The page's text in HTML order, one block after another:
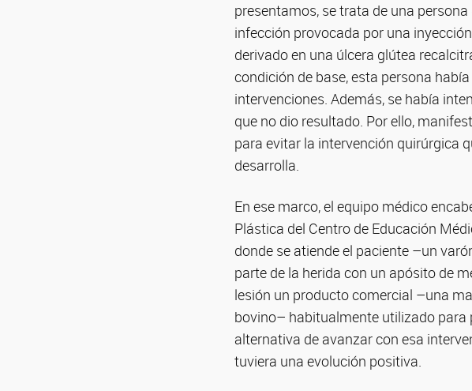
presentamos, se trata de una
infección provocada por una
derivado en una úlcera glútea
condición de base, esta persona
intervenciones. Además, se había
que no dio resultado. Por ello,
para evitar la intervención quirúrgica
desarrolla.
En ese marco, el equipo médico
Plástica del Centro de Educación
donde se atiende el paciente –un
parte de la herida con un apósito de
lesión un producto comercial –una
bovino– habitualmente utilizado para
alternativa de avanzar con esa
tuviera una evolución positiva.